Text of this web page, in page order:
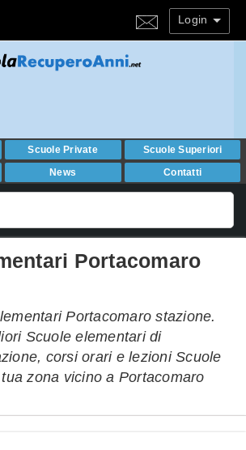
Login
Scuole Private
Scuole Superiori
News Contatti
Portacomaro
Portacomaro stazione.
Scuole elementari di
corsi orari e lezioni Scuole
zona vicino a Portacomaro